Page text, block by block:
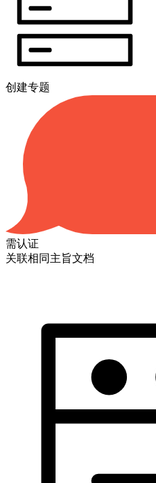
创建专题
需认证
关联相同主旨文档